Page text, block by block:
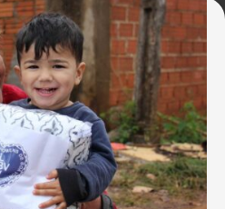
talentos, que contam
a importância do
de transformação e
reuniu cerca de 100